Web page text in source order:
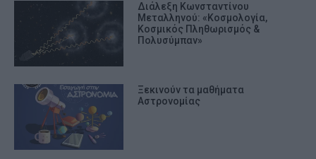
Διάλεξη Κωνσταντίνου
Μεταλληνού: «Κοσμολογία,
Κοσμικός Πληθωρισμός &
Πολυσύμπαν»
Ξεκινούν τα μαθήματα
Αστρονομίας